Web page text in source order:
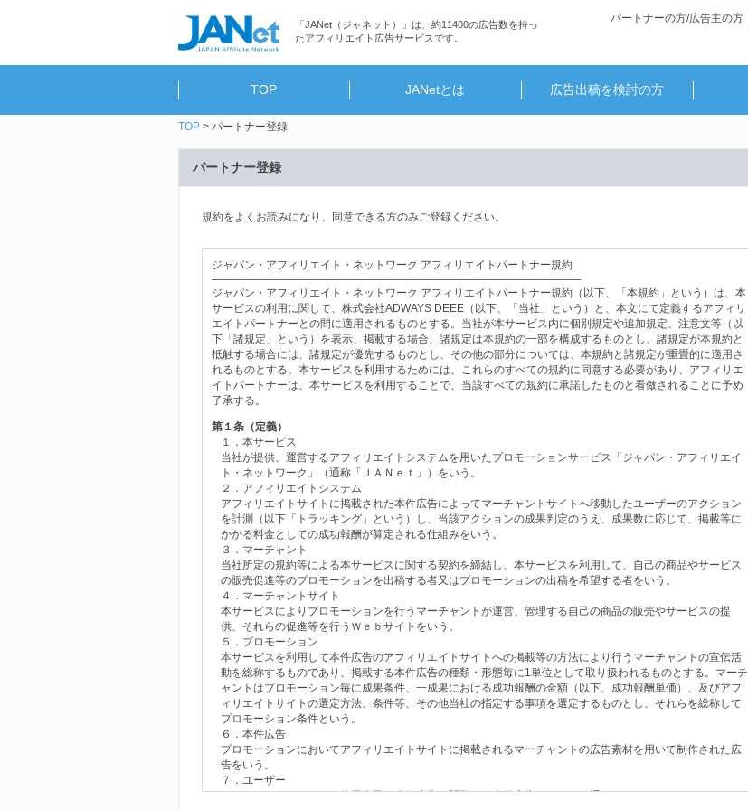
「JANet（ジャネット）」は、約11400の広告数を持っ
たアフィリエイト広告サービスです。
パートナーの方/広告主の方
TOP JANetとは 広告出稿を検討の方
TOP パートナー登録
パートナー登録
規約をよくお読みになり、同意できる方のみご登録ください。
ジャパン・アフィリエイト・ネットワーク アフィリエイトパートナー規約
――――――――――――――――――――――――――――――――――
ジャパン・アフィリエイト・ネットワーク アフィリエイトパートナー規約（以下、「本規約」という）は、本
サービスの利用に関して、株式会社ADWAYS DEEE（以下、「当社」という）と、本文にて定義するアフィリ
エイトパートナーとの間に適用されるものとする。当社が本サービス内に個別規定や追加規定、注意文等（以
下「諸規定」という）を表示、掲載する場合、諸規定は本規約の一部を構成するものとし、諸規定が本規約と
抵触する場合には、諸規定が優先するものとし、その他の部分については、本規約と諸規定が重畳的に適用さ
れるものとする。本サービスを利用するためには、これらのすべての規約に同意する必要があり、アフィリエ
イトパートナーは、本サービスを利用することで、当該すべての規約に承諾したものと看做されることに予め
了承する。
第１条（定義）
１．本サービス
当社が提供、運営するアフィリエイトシステムを用いたプロモーションサービス「ジャパン・アフィリエイ
ト・ネットワーク」（通称「ＪＡＮｅｔ」）をいう。
２．アフィリエイトシステム
アフィリエイトサイトに掲載された本件広告によってマーチャントサイトへ移動したユーザーのアクション
を計測（以下「トラッキング」という）し、当該アクションの成果判定のうえ、成果数に応じて、掲載等に
かかる料金としての成功報酬が算定される仕組みをいう。
３．マーチャント
当社所定の規約等による本サービスに関する契約を締結し、本サービスを利用して、自己の商品やサービス
の販売促進等のプロモーションを出稿する者又はプロモーションの出稿を希望する者をいう。
４．マーチャントサイト
本サービスによりプロモーションを行うマーチャントが運営、管理する自己の商品の販売やサービスの提
供、それらの促進等を行うＷｅｂサイトをいう。
５．プロモーション
本サービスを利用して本件広告のアフィリエイトサイトへの掲載等の方法により行うマーチャントの宣伝活
動を総称するものであり、掲載する本件広告の種類・形態毎に1単位として取り扱われるものとする。マーチ
ャントはプロモーション毎に成果条件、一成果における成功報酬の金額（以下、成功報酬単価）、及びアフ
ィリエイトサイトの選定方法、条件等、その他当社の指定する事項を選定するものとし、それらを総称して
プロモーション条件という。
６．本件広告
プロモーションにおいてアフィリエイトサイトに掲載されるマーチャントの広告素材を用いて制作された広
告をいう。
７．ユーザー
アフィリエイトサイトの使用者及び本件広告を閲覧し、本件広告のリンクを通じて、アフィリエイトサイト